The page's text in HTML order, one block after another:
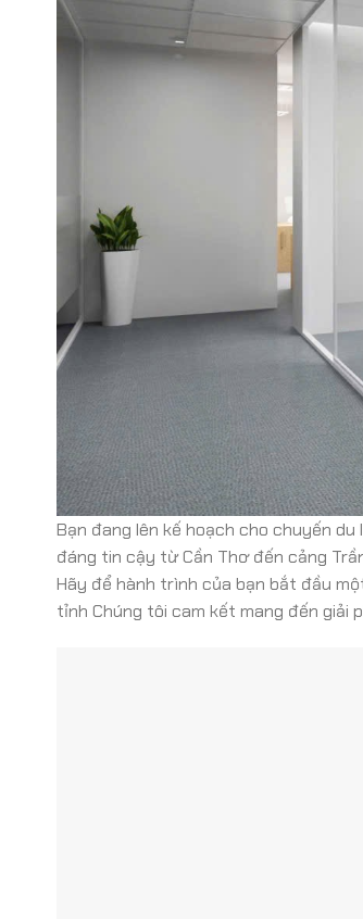
Bạn đang lên kế hoạch cho chuyến
đáng tin cậy từ Cần Thơ đến cảng
Hãy để hành trình của bạn bắt đầu
tỉnh Chúng tôi cam kết mang đến giải